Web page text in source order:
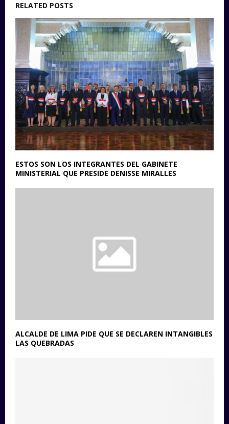
RELATED POSTS
ESTOS SON LOS INTEGRANTES DEL GABINETE
MINISTERIAL QUE PRESIDE DENISSE MIRALLES
ALCALDE DE LIMA PIDE QUE SE DECLAREN INTANGIBLES
LAS QUEBRADAS